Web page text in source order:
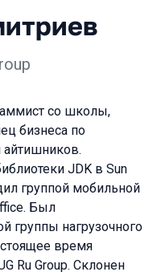
со школы,
бизнеса по
айтишников.
JDK в Sun
группой мобильной
Был
группы нагрузочного
время
Ru Group. Склонен